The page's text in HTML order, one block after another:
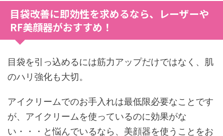
目袋改善に即効性を求めるなら、レーザーや
RF美顔器がおすすめ！
目袋を引っ込めるには筋力アップだけではなく、肌
のハリ強化も大切。
アイクリームでのお手入れは最低限必要なことです
が、アイクリームを使っているのに効果がな
い・・・と悩んでいるなら、美顔器を使うことをお